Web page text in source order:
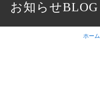
お知らせBLOG
ホーム